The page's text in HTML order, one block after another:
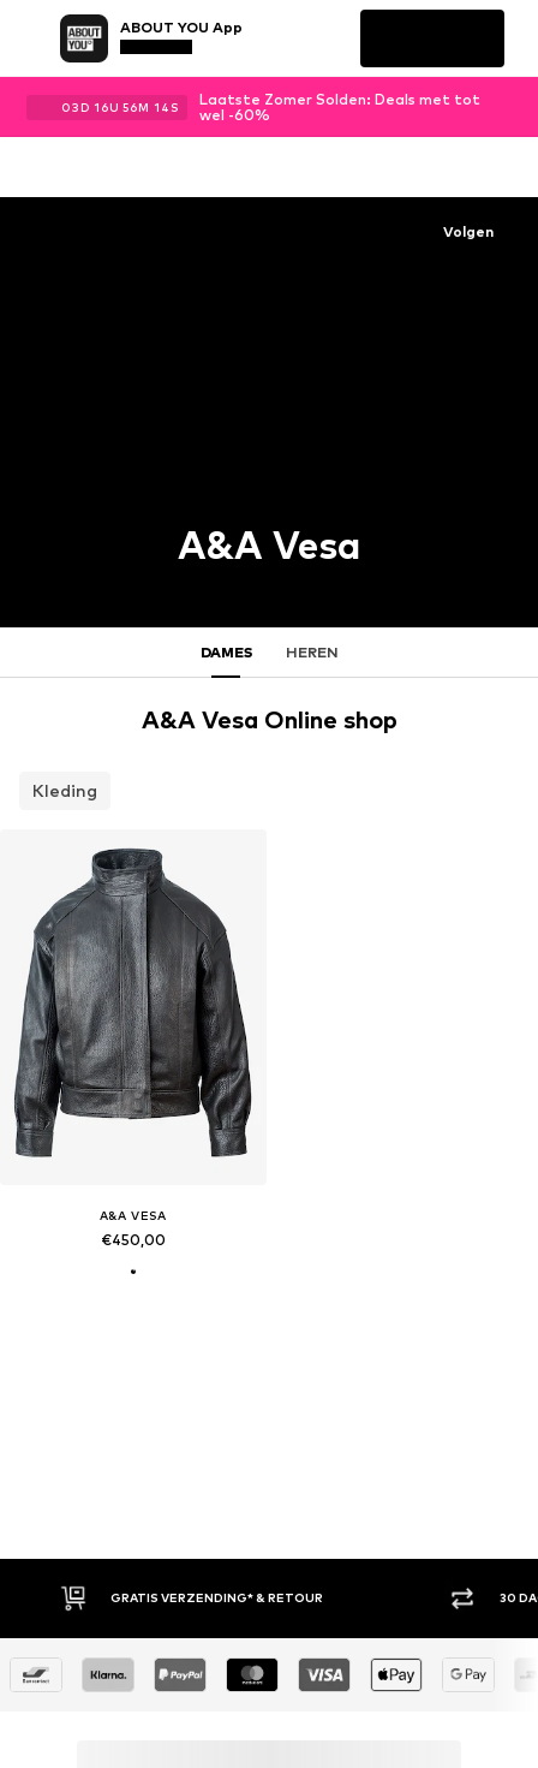
ABOUT YOU App
03D 16U 56M 14 S
Laatste Zomer Solden: Deals met tot
wel -60%
Volgen
A&A Vesa
DAMES HEREN
A&A Vesa Online shop
Kleding
A&A VESA
€450,00
GRATIS VERZENDING* & RETOUR 30